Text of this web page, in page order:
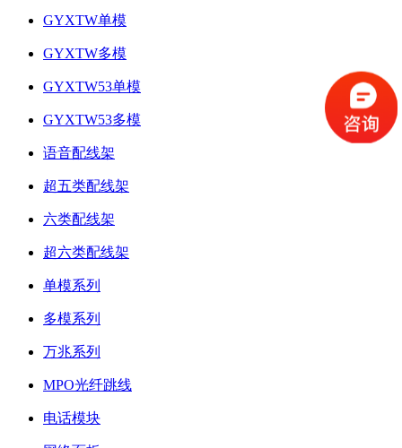
GYXTW单模
GYXTW多模
GYXTW53单模
GYXTW53多模
语音配线架
超五类配线架
六类配线架
超六类配线架
单模系列
多模系列
万兆系列
MPO光纤跳线
电话模块